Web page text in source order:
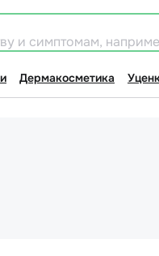
и симптомам,
Дермакосметика